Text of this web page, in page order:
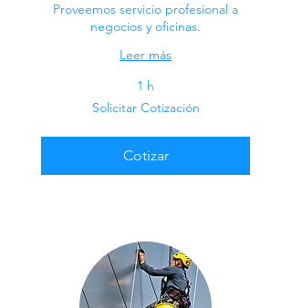
Proveemos servicio profesional a
negocios y oficinas.
Leer más
1 h
Solicitar Cotización
Cotizar